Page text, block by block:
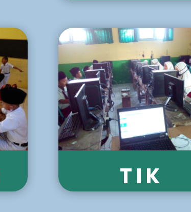
T I K